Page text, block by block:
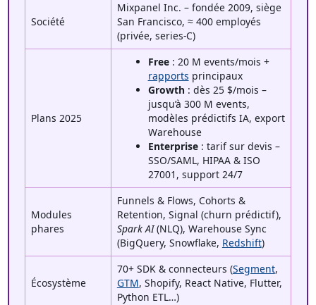
Société
Mixpanel Inc. – fondée 2009, siège
San Francisco, ≈ 400 employés
(privée, series-C)
Plans 2025
Free: 20 M events/mois +
rapports principaux
Growth : dès 25 $/mois –
jusqu’à 300 M events,
modèles prédictifs IA, export
Warehouse
Enterprise: tarif sur devis –
SSO/SAML, HIPAA & ISO
27001, support 24/7
Modules
phares
Funnels & Flows, Cohorts &
Retention, Signal (churn prédictif),
Spark AI(NLQ), Warehouse Sync
(BigQuery, Snowflake, Redshift)
Écosystème
70+ SDK & connecteurs (Segment,
GTM, Shopify, React Native, Flutter,
Python ETL…)